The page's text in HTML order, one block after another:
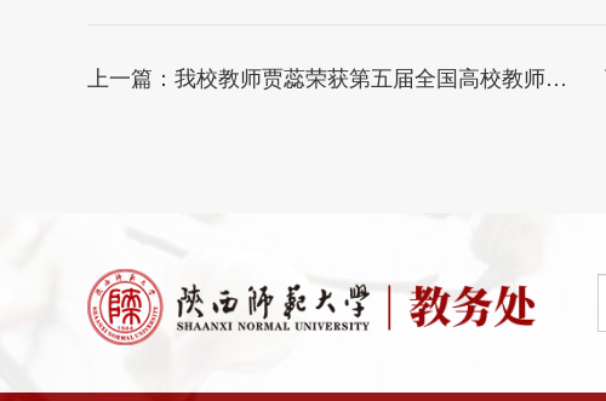
上一篇： 我校教师贾蕊荣获第五届全国高校教师教学创新大赛二等奖